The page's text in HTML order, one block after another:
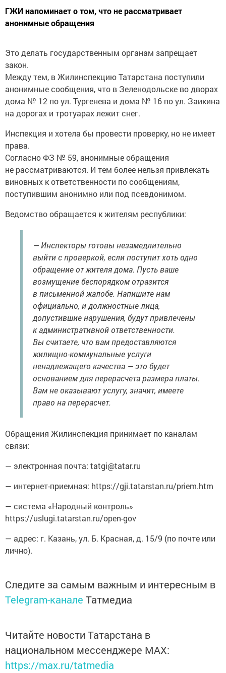
ГЖИ напоминает о том, что не рассматривает
анонимные обращения
Это делать государственным органам запрещает
закон.
Между тем, в Жилинспекцию Татарстана поступили
анонимные сообщения, что в Зеленодольске во дворах
дома № 12 по ул. Тургенева и дома № 16 по ул. Заикина
на дорогах и тротуарах лежит снег.
Инспекция и хотела бы провести проверку, но не имеет
права.
Согласно ФЗ № 59, анонимные обращения
не рассматриваются. И тем более нельзя привлекать
виновных к ответственности по сообщениям,
поступившим анонимно или под псевдонимом.
Ведомство обращается к жителям республики:
— Инспекторы готовы незамедлительно
выйти с проверкой, если поступит хоть одно
обращение от жителя дома. Пусть ваше
возмущение беспорядком отразится
в письменной жалобе. Напишите нам
официально, и должностные лица,
допустившие нарушения, будут привлечены
к административной ответственности.
Вы считаете, что вам предоставляются
жилищно-коммунальные услуги
ненадлежащего качества — это будет
основанием для перерасчета размера платы.
Вам не оказывают услугу, значит, имеете
право на перерасчет.
Обращения Жилинспекция принимает по каналам
связи:
— электронная почта: tatgi@tatar.ru
— интернет-приемная: https://gji.tatarstan.ru/priem.htm
— система «Народный контроль»
https://uslugi.tatarstan.ru/open-gov
— адрес: г. Казань, ул. Б. Красная, д. 15/9 (по почте или
лично).
Следите за самым важным и интересным в
Telegram-канале Татмедиа
Читайте новости Татарстана в
национальном мессенджере MАХ:
https://max.ru/tatmedia